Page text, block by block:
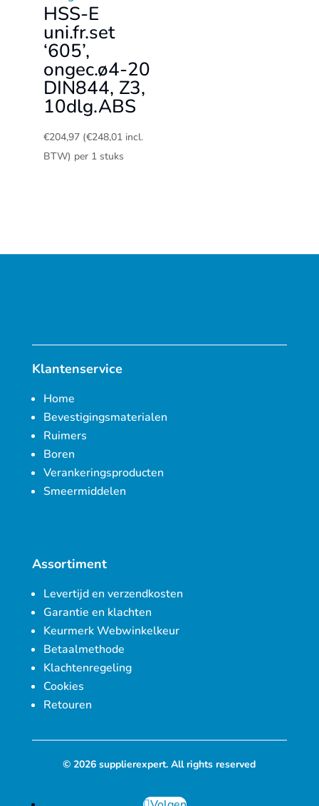
HSS-E
uni.fr.set
‘605’,
ongec.ø4-20
DIN844, Z3,
10dlg.ABS
€204,97 (€248,01incl.
BTW) per 1 stuks
Klantenservice
Home
Bevestigingsmaterialen
Ruimers
Boren
Verankeringsproducten
Smeermiddelen
Assortiment
Levertijd en verzendkosten
Garantie en klachten
Keurmerk Webwinkelkeur
Betaalmethode
Klachtenregeling
Cookies
Retouren
© 2026 supplierexpert. All rights reserved